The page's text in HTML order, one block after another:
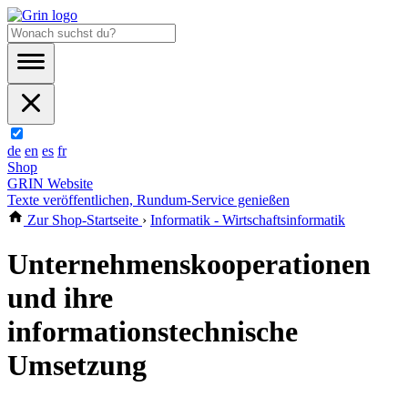
de en es fr
Shop
GRIN Website
Texte veröffentlichen, Rundum-Service genießen
Zur Shop-Startseite › Informatik - Wirtschaftsinformatik
Unternehmenskooperationen
und ihre
informationstechnische
Umsetzung